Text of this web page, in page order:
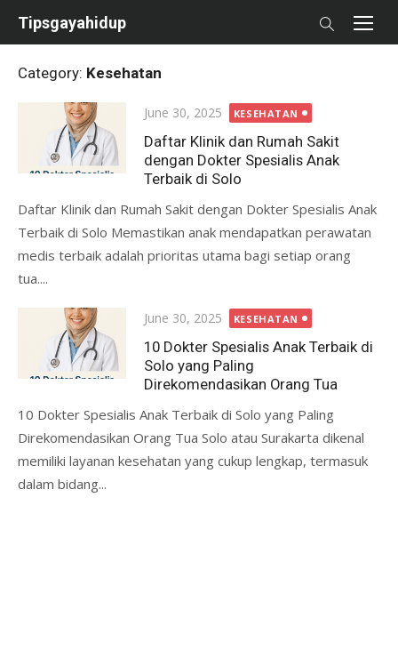
Tipsgayahidup
Category: Kesehatan
Posted
on
June 30, 2025 KESEHATAN
Daftar Klinik dan Rumah Sakit
dengan Dokter Spesialis Anak
Terbaik di Solo
Daftar Klinik dan Rumah Sakit dengan Dokter Spesialis Anak
Terbaik di Solo Memastikan anak mendapatkan perawatan
medis terbaik adalah prioritas utama bagi setiap orang
tua....
Posted
on
June 30, 2025 KESEHATAN
10 Dokter Spesialis Anak Terbaik di
Solo yang Paling
Direkomendasikan Orang Tua
10 Dokter Spesialis Anak Terbaik di Solo yang Paling
Direkomendasikan Orang Tua Solo atau Surakarta dikenal
memiliki layanan kesehatan yang cukup lengkap, termasuk
dalam bidang...